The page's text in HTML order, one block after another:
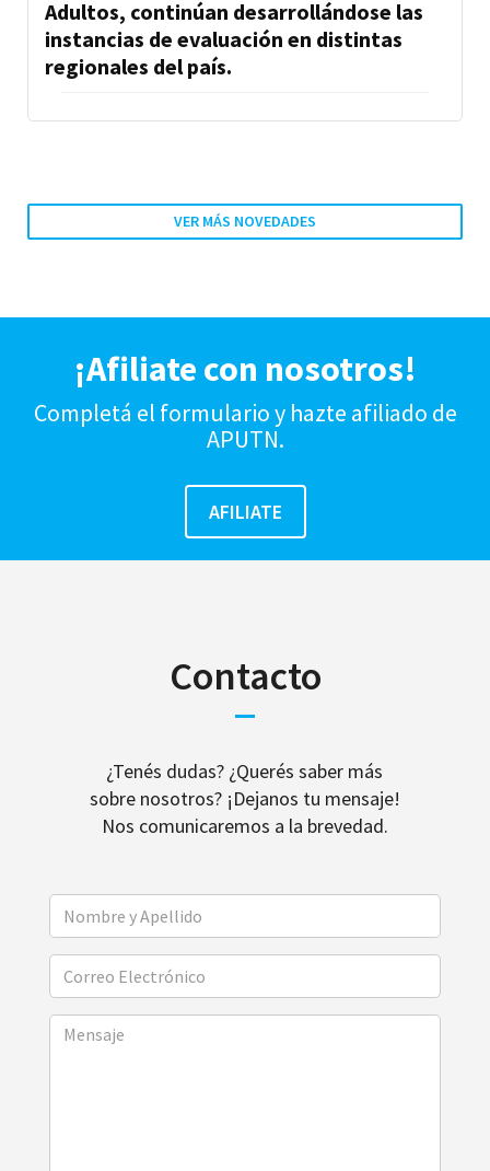
Adultos, continúan desarrollándose las
instancias de evaluación en distintas
regionales del país.
VER MÁS NOVEDADES
¡Afiliate con nosotros!
Completá el formulario y hazte afiliado de
APUTN.
Contacto
¿Tenés dudas? ¿Querés saber más
sobre nosotros? ¡Dejanos tu mensaje!
Nos comunicaremos a la brevedad.